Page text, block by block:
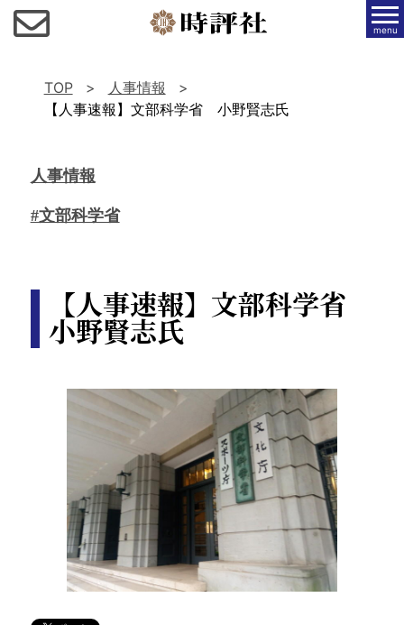
menu
TOP
人事情報
【人事速報】文部科学省 小野賢志氏
人事情報
#文部科学省
【人事速報】文部科学省
小野賢志氏